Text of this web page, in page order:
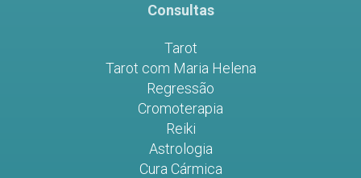
Consultas
Tarot
Tarot com Maria Helena
Regressão
Cromoterapia
Reiki
Astrologia
Cura Cármica